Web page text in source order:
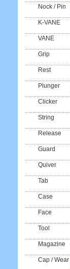
Nock / Pin
K-VANE
VANE
Grip
Rest
Plunger
Clicker
String
Release
Guard
Quiver
Tab
Case
Face
Tool
Magazine
Cap / Wear